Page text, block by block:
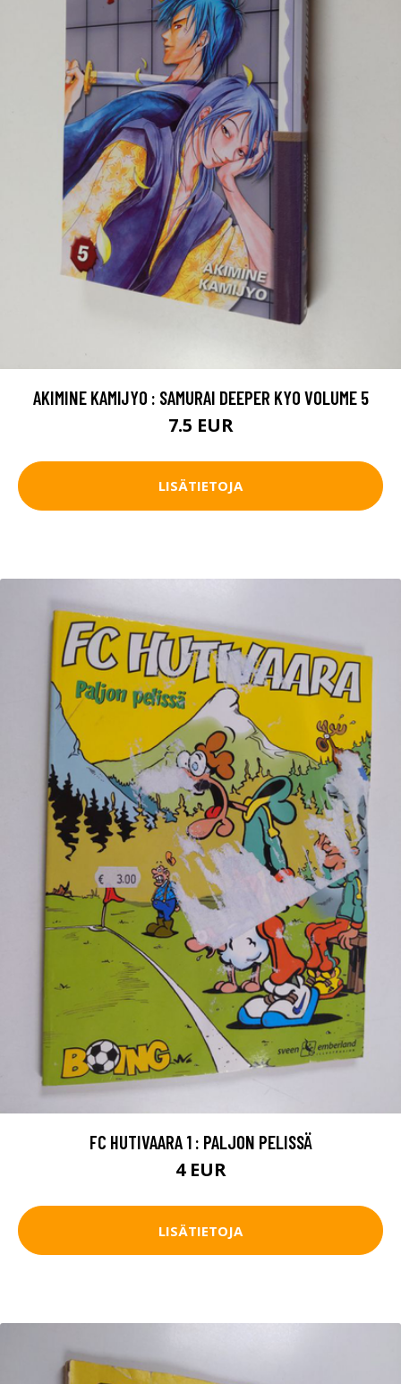
AKIMINE KAMIJYO : SAMURAI DEEPER KYO VOLUME 5
7.5 EUR
LISÄTIETOJA
FC HUTIVAARA 1 : PALJON PELISSÄ
4 EUR
LISÄTIETOJA